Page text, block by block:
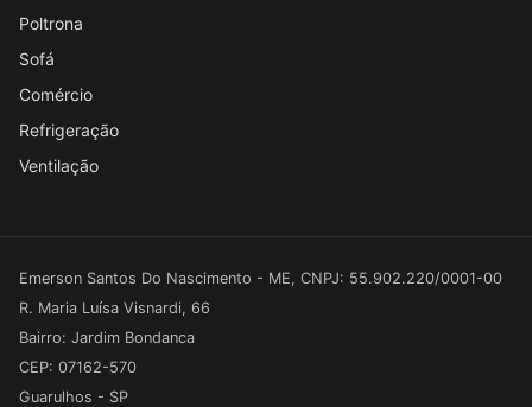
Poltrona
Sofá
Comércio
Refrigeração
Ventilação
Emerson Santos Do Nascimento - ME, CNPJ: 55.902.220/0001-00
R. Maria Luísa Visnardi, 66
Bairro: Jardim Bondanca
CEP: 07162-570
Guarulhos - SP